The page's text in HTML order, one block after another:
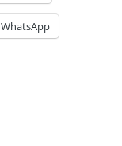
WhatsApp